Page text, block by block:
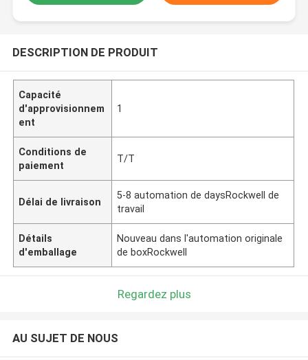
DESCRIPTION DE PRODUIT
Capacité
d'approvisionnem
ent
1
Conditions de
paiement
T/T
Délai de livraison
5-8 automation de daysRockwell de
travail
Détails
d'emballage
Nouveau dans l'automation originale
de boxRockwell
Regardez plus
AU SUJET DE NOUS